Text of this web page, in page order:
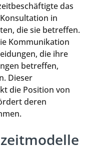
das
in
die sie betreffen.
Kommunikation
die ihre
betreffen,
Dieser
die Position von
deren